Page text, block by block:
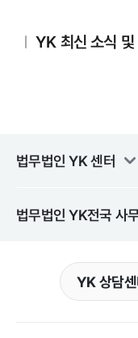
YK 최신 소식 및
법무법인 YK센터
법무법인 YK전국 사
YK 상담